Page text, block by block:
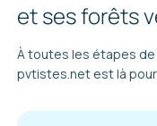
et ses forêts
À toutes les étapes
pvtistes.net est là